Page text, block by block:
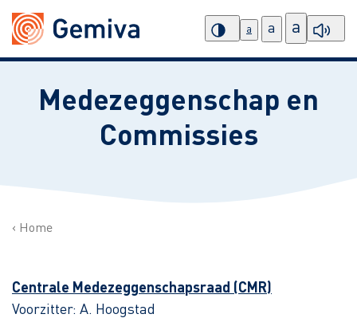
a a a
Medezeggenschap en
Commissies
Home
Centrale Medezeggenschapsraad (CMR)
Voorzitter: A. Hoogstad